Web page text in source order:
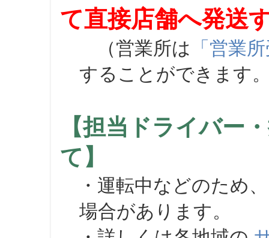
て直接店舗へ発送
（営業所は 「営業
することができます
【担当ドライバー
て】
・運転中などのため
場合があります。